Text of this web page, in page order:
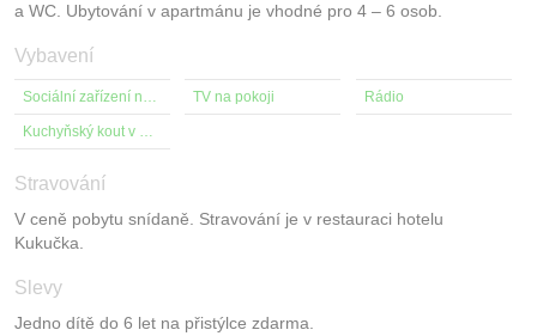
a WC. Ubytování v apartmánu je vhodné pro 4 – 6 osob.
Vybavení
Sociální zařízení na pokoji TV na pokoji Rádio
Kuchyňský kout v pokoji
Stravování
V ceně pobytu snídaně. Stravování je v restauraci hotelu
Kukučka.
Slevy
Jedno dítě do 6 let na přistýlce zdarma.